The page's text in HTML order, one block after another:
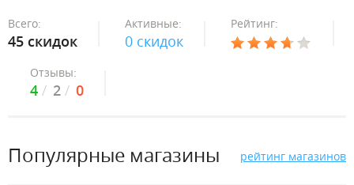
Всего:
45 скидок
Активные:
0 скидок
Рейтинг:
Отзывы:
4 2 0
Популярные магазины рейтинг магазинов